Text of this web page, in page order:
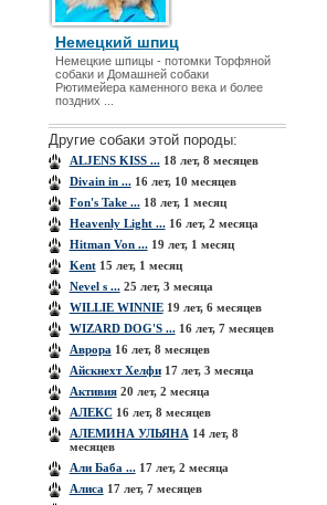
Немецкий шпиц
Немецкие шпицы - потомки Торфяной
собаки и Домашней собаки
Рютимейера каменного века и более
поздних ...
Другие собаки этой породы:
ALJENS KISS ...18 лет, 8 месяцев
Divain in ...16 лет, 10 месяцев
Fon's Take ...18 лет, 1 месяц
Heavenly Light ...16 лет, 2 месяца
Hitman Von ...19 лет, 1 месяц
Kent15 лет, 1 месяц
Nevel s ...25 лет, 3 месяца
WILLIE WINNIE19 лет, 6 месяцев
WIZARD DOG'S ...16 лет, 7 месяцев
Аврора 16 лет, 8 месяцев
Айскнехт Хелфи17 лет, 3 месяца
Активия20 лет, 2 месяца
АЛЕКС16 лет, 8 месяцев
АЛЕМИНА УЛЬЯНА 14 лет, 8
месяцев
Али Баба ...17 лет, 2 месяца
Алиса 17 лет, 7 месяцев